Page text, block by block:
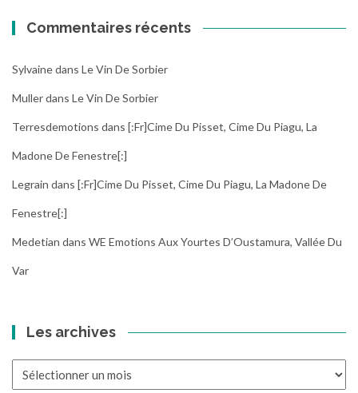
Commentaires récents
Sylvainedans Le Vin De Sorbier
Mullerdans Le Vin De Sorbier
Terresdemotions dans [:fr]Cime Du Pisset, Cime Du Piagu, La
Madone De Fenestre[:]
Legrain dans [:fr]Cime Du Pisset, Cime Du Piagu, La Madone De
Fenestre[:]
Medetian dans WE Emotions Aux Yourtes D’Oustamura, Vallée Du
Var
Les archives